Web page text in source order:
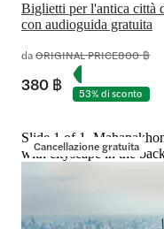
Biglietti per l'antica città
con audioguida gratuita
daORIGINAL PRICE800 ฿
380 ฿ 53% di sconto
Cancellazione gratuita
Slide 1 of 1,
with cityscape in the